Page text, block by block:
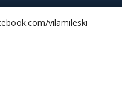
vilamileski